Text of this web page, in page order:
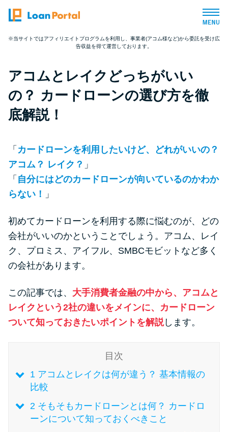
トップページ
おすすめコンテンツ
バレずに借りたい方向け
便利なコンテンツ
カードローン診断
カードローンQ&A
特集ページ
リボ払いをそのまま払いきると
得した話
※当サイトではアフィリエイトプログラムを利用し、事業者(アコム様など)から委託を受け広
告収益を得て運営しております。
アコムとレイクどっちがいい
の？ カードローンの選び方を徹
底解説！
「 カードローンを利用したいけど、どれがいいの？
アコム？ レイク？ 」
「 自分にはどのカードローンが向いているのかわか
らない！
」
初めてカードローンを利用する際に悩むのが、どの
会社がいいのかということでしょう。アコム、レイ
ク、プロミス、アイフル、SMBCモビットなど多く
の会社があります。
この記事では、 大手消費者金融の中から、アコムと
レイクという2社の違いをメインに、カードローン
ついて知っておきたいポイントを解説します。
目次
1 アコムとレイクは何が違う？ 基本情報の
比較
2 そもそもカードローンとは何？ カードロ
ーンについて知っておくべきこと